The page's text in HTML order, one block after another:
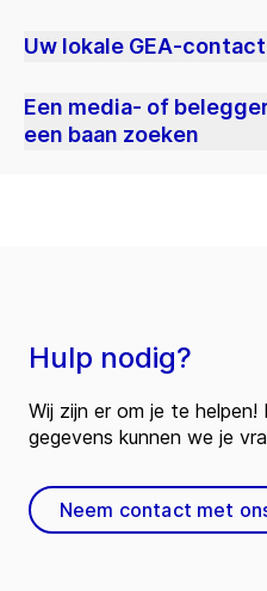
Uw lokale GEA-
Een media- of
een baan zoeken
Hulp nodig?
Wij zijn er om je te
gegevens kunnen we je
Neem contact met